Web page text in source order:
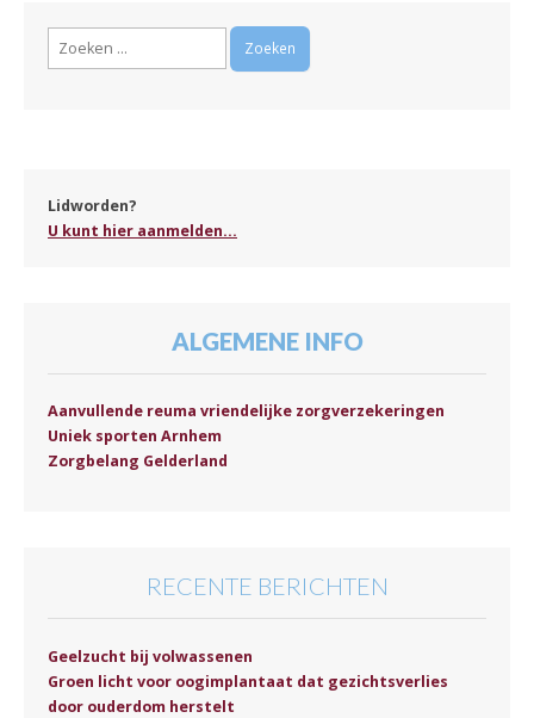
Zoeken
Lidworden?
U kunt hier aanmelden...
ALGEMENE INFO
Aanvullende reuma vriendelijke zorgverzekeringen
Uniek sporten Arnhem
Zorgbelang Gelderland
RECENTE BERICHTEN
Geelzucht bij volwassenen
Groen licht voor oogimplantaat dat gezichtsverlies
door ouderdom herstelt